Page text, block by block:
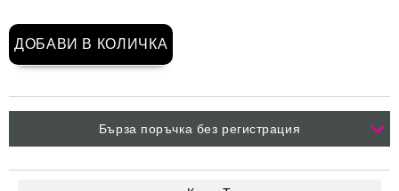
Бърза поръчка без регистрация